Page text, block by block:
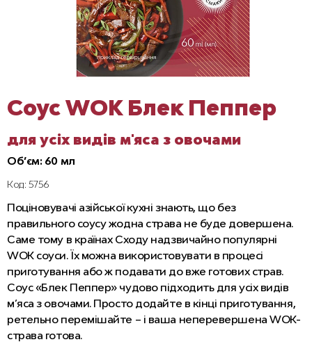
Соус WOK Блек Пеппер
для усіх видів м'яса з овочами
Об’єм: 60 мл
Код: 5756
Поціновувачі азійської кухні знають, що без
правильного соусу жодна страва не буде довершена.
Саме тому в країнах Сходу надзвичайно популярні
WOK соуси. Їх можна використовувати в процесі
приготування або ж подавати до вже готових страв.
Соус «Блек Пеппер» чудово підходить для усіх видів
м’яса з овочами. Просто додайте в кінці приготування,
ретельно перемішайте – і ваша неперевершена WOK-
страва готова.